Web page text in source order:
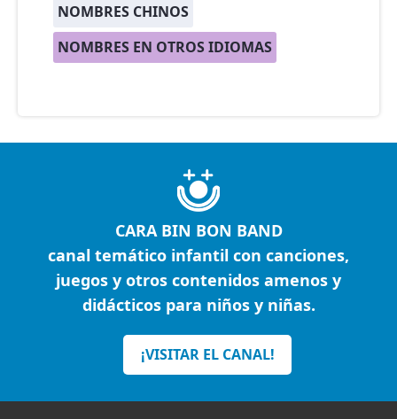
NOMBRES CHINOS
NOMBRES EN OTROS IDIOMAS
CARA BIN BON BAND
canal temático infantil con canciones,
juegos y otros contenidos amenos y
didácticos para niños y niñas.
¡VISITAR EL CANAL!